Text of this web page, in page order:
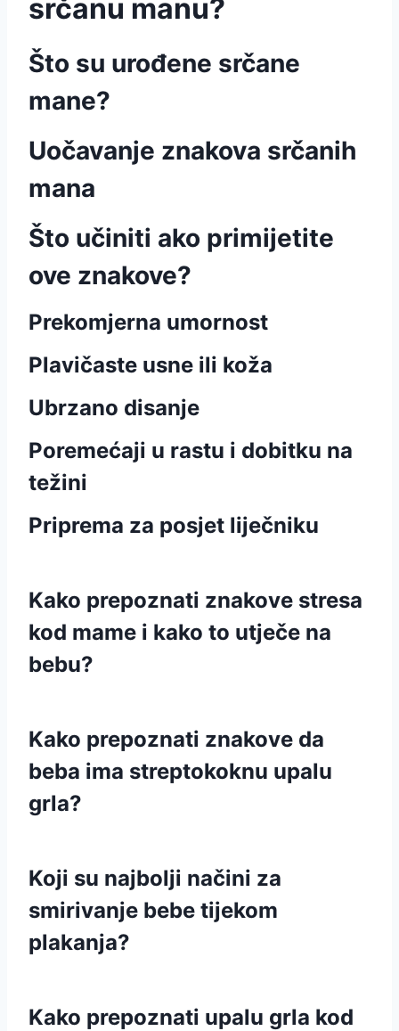
srčanu manu?
Što su urođene srčane
mane?
Uočavanje znakova srčanih
mana
Što učiniti ako primijetite
ove znakove?
Prekomjerna umornost
Plavičaste usne ili koža
Ubrzano disanje
Poremećaji u rastu i dobitku na
težini
Priprema za posjet liječniku
Kako prepoznati znakove stresa
kod mame i kako to utječe na
bebu?
Kako prepoznati znakove da
beba ima streptokoknu upalu
grla?
Koji su najbolji načini za
smirivanje bebe tijekom
plakanja?
Kako prepoznati upalu grla kod